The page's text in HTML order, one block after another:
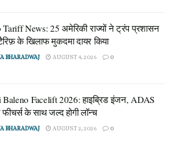
News: 25 अमेरिकी राज्यों ने ट्रंप प्रशासन
के खिलाफ मुकदमा दायर किया
BHARADWAJ AUGUST 4, 2026 0
Facelift 2026: हाइब्रिड इंजन, ADAS
के साथ जल्द होगी लॉन्च
BHARADWAJ AUGUST 2, 2026 0